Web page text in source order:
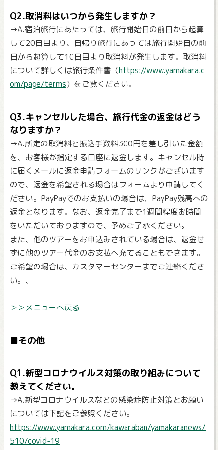
Q2.取消料はいつから発生しますか？
→A.宿泊旅行にあたっては、旅行開始日の前日から起算
して20日目より、日帰り旅行にあっては旅行開始日の前
日から起算して10日目より取消料が発生します。取消料
について詳しくは旅行条件書（https://www.yamakara.c
om/page/terms）をご覧ください。
Q3.キャンセルした場合、旅行代金の返金はどう
なりますか？
→A.所定の取消料と振込手数料300円を差し引いた金額
を、お客様が指定する口座に返金します。キャンセル時
に届くメールに返金申請フォームのリンクがございます
ので、返金を希望される場合はフォームより申請してく
ださい。PayPayでのお支払いの場合は、PayPay残高への
返金となります。なお、返金完了まで1週間程度お時間
をいただいておりますので、予めご了承ください。
また、他のツアーをお申込みされている場合は、返金せ
ずに他のツアー代金のお支払へ充てることもできます。
ご希望の場合は、カスタマーセンターまでご連絡くださ
い。、
＞＞メニューへ戻る
■その他
Q1.新型コロナウイルス対策の取り組みについて
教えてください。
→A.新型コロナウイルスなどの感染症防止対策とお願い
については下記をご参照ください。
https://www.yamakara.com/kawaraban/yamakaranews/
510/covid-19